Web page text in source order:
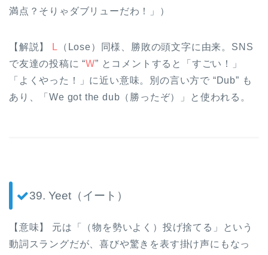
満点？そりゃダブリューだわ！」）
【解説】 L
（Lose）同様、勝敗の頭文字に由来。SNS
で友達の投稿に “W” とコメントすると「すごい！」
「よくやった！」に近い意味。別の言い方で “Dub” も
あり、「We got the dub（勝ったぞ）」と使われる。
39. Yeet（イート）
【意味】 元は「（物を勢いよく）投げ捨てる」という
動詞スラングだが、喜びや驚きを表す掛け声にもなっ